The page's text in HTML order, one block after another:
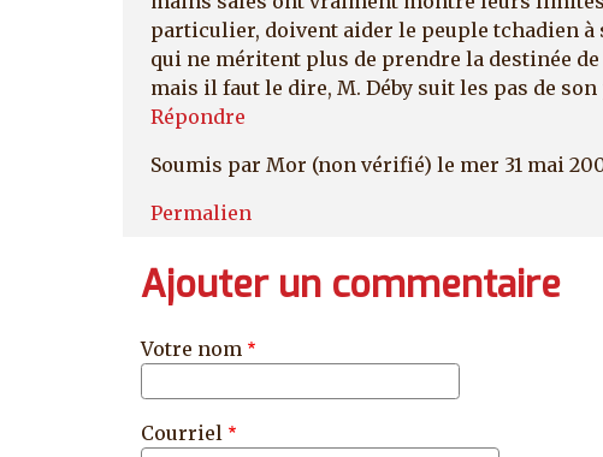
particulier, doivent aider le peuple tchadien à
qui ne méritent plus de prendre la destinée
mais il faut le dire, M. Déby suit les pas de
Répondre
Soumis par Mor (non vérifié) le mer 31 mai
Permalien
Ajouter un commentaire
Votre nom
Courriel